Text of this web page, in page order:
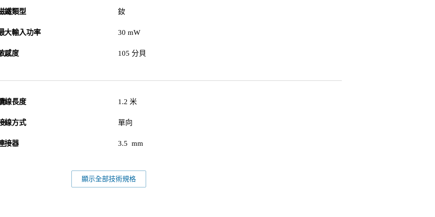
鐵類型 釹
大輸入功率 30 mW
感度 105 分貝
線長度 1.2 米
線方式 單向
接器 3.5 mm
顯示全部技術規格